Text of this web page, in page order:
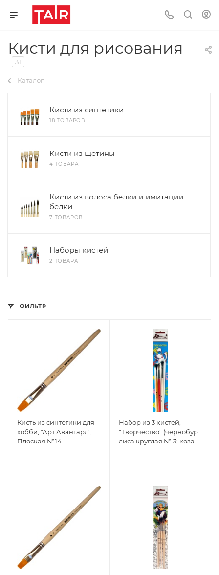
Кисти для рисования
31
Каталог
Кисти из синтетики
18 ТОВАРОВ
Кисти из щетины
4 ТОВАРА
Кисти из волоса белки и имитации
белки
7 ТОВАРОВ
Наборы кистей
2 ТОВАРА
ФИЛЬТР
Кисть из синтетики для
хобби, "Арт Авангард",
Плоская №14
Набор из 3 кистей,
"Творчество" (чернобур.
лиса круглая № 3; коза